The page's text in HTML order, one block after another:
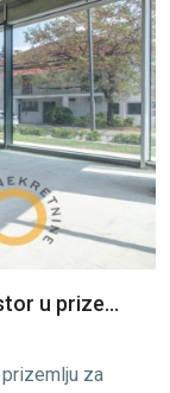
u prize...
za